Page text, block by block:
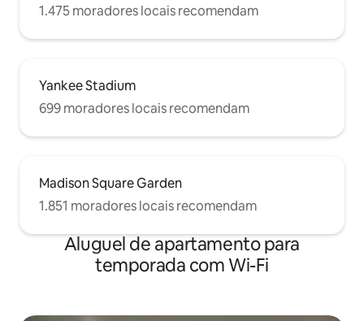
1.475 moradores locais recomendam
Yankee Stadium
699 moradores locais recomendam
Madison Square Garden
1.851 moradores locais recomendam
Aluguel de apartamento para
temporada com Wi-Fi